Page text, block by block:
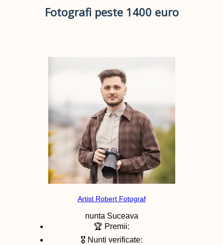
Fotografi peste 1400 euro
Artist Robert Fotograf
nunta Suceava
🏆 Premii:
🎖️ Nunti verificate: